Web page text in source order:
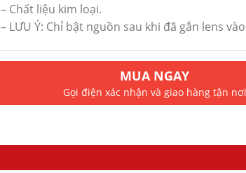
– Chất liệu kim loại.
– LƯU Ý: Chỉ bật nguồn sau khi đã gắn lens
MUA NGAY
Gọi điện xác nhận và giao hàng tận nơi